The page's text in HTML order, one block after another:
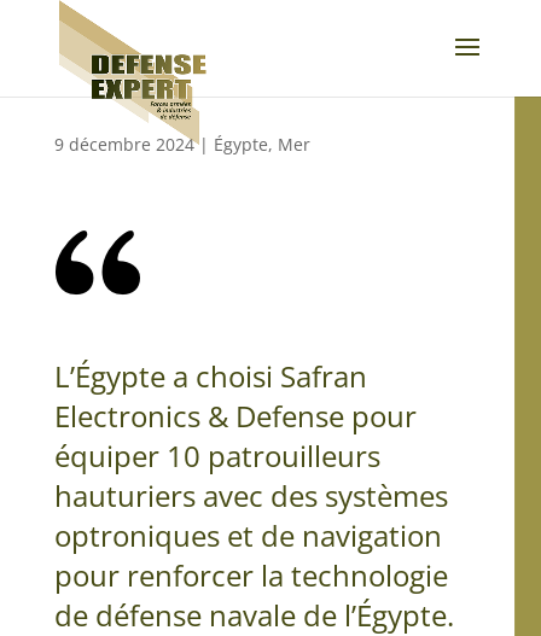
9 décembre 2024| Égypte, Mer
L’Égypte a choisi Safran
Electronics & Defense pour
équiper 10 patrouilleurs
hauturiers avec des systèmes
optroniques et de navigation
pour renforcer la technologie
de défense navale de l’Égypte.